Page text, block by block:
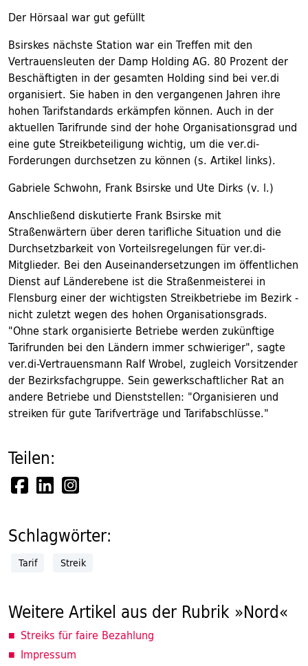
Der Hörsaal war gut gefüllt
Bsirskes nächste Station war ein Treffen mit den
Vertrauensleuten der Damp Holding AG. 80 Prozent der
Beschäftigten in der gesamten Holding sind bei ver.di
organisiert. Sie haben in den vergangenen Jahren ihre
hohen Tarifstandards erkämpfen können. Auch in der
aktuellen Tarifrunde sind der hohe Organisationsgrad und
eine gute Streikbeteiligung wichtig, um die ver.di-
Forderungen durchsetzen zu können (s. Artikel links).
Gabriele Schwohn, Frank Bsirske und Ute Dirks (v. l.)
Anschließend diskutierte Frank Bsirske mit
Straßenwärtern über deren tarifliche Situation und die
Durchsetzbarkeit von Vorteilsregelungen für ver.di-
Mitglieder. Bei den Auseinandersetzungen im öffentlichen
Dienst auf Länderebene ist die Straßenmeisterei in
Flensburg einer der wichtigsten Streikbetriebe im Bezirk -
nicht zuletzt wegen des hohen Organisationsgrads.
"Ohne stark organisierte Betriebe werden zukünftige
Tarifrunden bei den Ländern immer schwieriger", sagte
ver.di-Vertrauensmann Ralf Wrobel, zugleich Vorsitzender
der Bezirksfachgruppe. Sein gewerkschaftlicher Rat an
andere Betriebe und Dienststellen: "Organisieren und
streiken für gute Tarifverträge und Tarifabschlüsse."
Teilen:
Schlagwörter:
Tarif Streik
Weitere Artikel aus der Rubrik »Nord«
Streiks für faire Bezahlung
Impressum